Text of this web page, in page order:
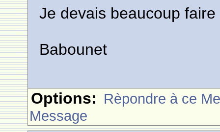
Je devais beaucoup
Babounet
Options: Rèpondre à ce
Message